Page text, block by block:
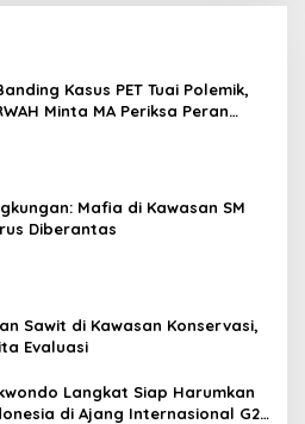
Kasus PET Tuai Polemik,
Minta MA Periksa Peran
Mafia di Kawasan SM
Diberantas
Sawit di Kawasan Konservasi,
Evaluasi
Langkat Siap Harumkan
di Ajang Internasional G2